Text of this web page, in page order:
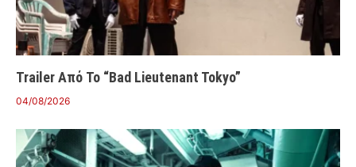
Trailer Από Το “Bad Lieutenant Tokyo”
04/08/2026